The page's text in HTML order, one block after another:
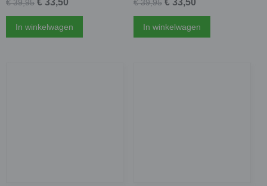
€ 39,95 € 33,50
In winkelwagen
€ 39,95 € 33,50
In winkelwagen